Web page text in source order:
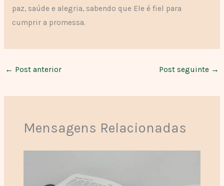
paz, saúde e alegria, sabendo que Ele é fiel para
cumprir a promessa.
← Post anterior Post seguinte →
Mensagens Relacionadas